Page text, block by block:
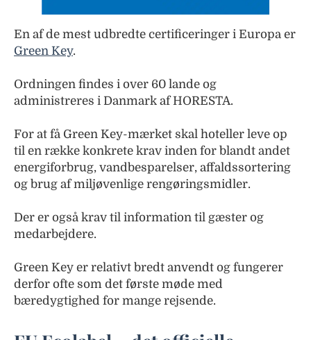
En af de mest udbredte certificeringer i Europa er
Green Key.
Ordningen findes i over 60 lande og
administreres i Danmark af HORESTA.
For at få Green Key-mærket skal hoteller leve op
til en række konkrete krav inden for blandt andet
energiforbrug, vandbesparelser, affaldssortering
og brug af miljøvenlige rengøringsmidler.
Der er også krav til information til gæster og
medarbejdere.
Green Key er relativt bredt anvendt og fungerer
derfor ofte som det første møde med
bæredygtighed for mange rejsende.